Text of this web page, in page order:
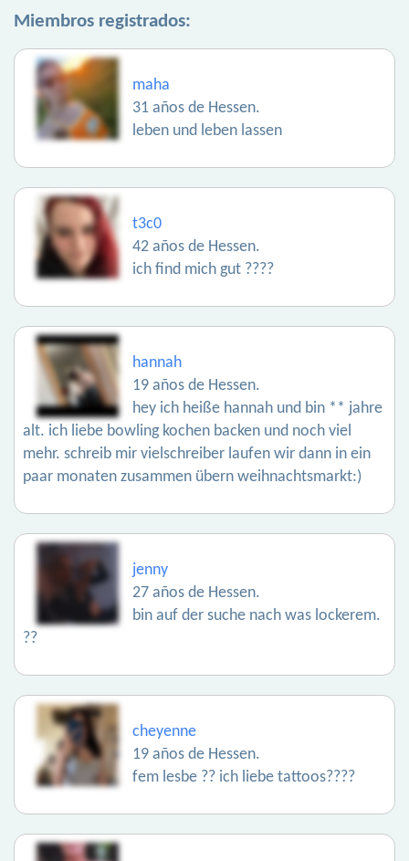
Miembros registrados:
maha
31 años de Hessen.
leben und leben lassen
t3c0
42 años de Hessen.
ich find mich gut ????
hannah
19 años de Hessen.
hey ich heiße hannah und bin ** jahre
alt. ich liebe bowling kochen backen und noch viel
mehr. schreib mir vielschreiber laufen wir dann in ein
paar monaten zusammen übern weihnachtsmarkt:)
jenny
27 años de Hessen.
bin auf der suche nach was lockerem.
??
cheyenne
19 años de Hessen.
fem lesbe ?? ich liebe tattoos????